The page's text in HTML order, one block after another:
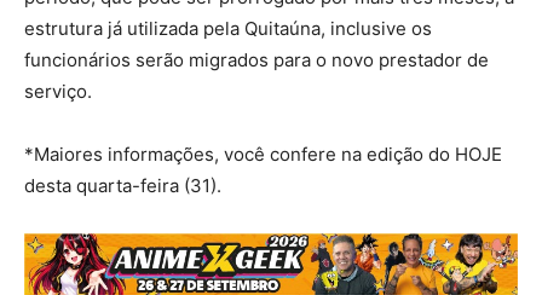
estrutura já utilizada pela Quitaúna, inclusive os
funcionários serão migrados para o novo prestador de
serviço.
*Maiores informações, você confere na edição do HOJE
desta quarta-feira (31).